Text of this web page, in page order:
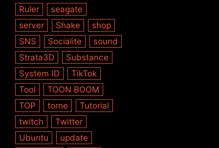
Ruler
seagate
server
Shake
shop
SNS
Socialite
sound
Strata3D
Substance
System ID
TikTok
Tool
TOON BOOM
TOP
torne
Tutorial
twitch
Twitter
Ubuntu
update